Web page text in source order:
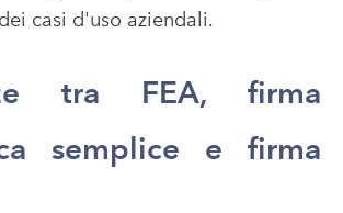
casi d'uso aziendali.
tra FEA, firma
semplice e firma